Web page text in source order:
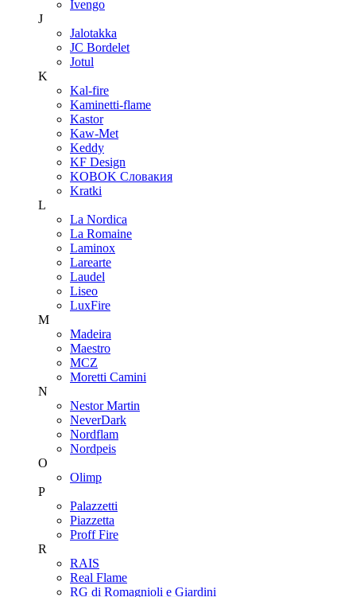
Ivengo
J
Jalotakka
JC Bordelet
Jotul
K
Kal-fire
Kaminetti-flame
Kastor
Kaw-Met
Keddy
KF Design
KOBOK Словакия
Kratki
L
La Nordica
La Romaine
Laminox
Larearte
Laudel
Liseo
LuxFire
M
Madeira
Maestro
MCZ
Moretti Camini
N
Nestor Martin
NeverDark
Nordflam
Nordpeis
O
Olimp
P
Palazzetti
Piazzetta
Proff Fire
R
RAIS
Real Flame
RG di Romagnioli e Giardini